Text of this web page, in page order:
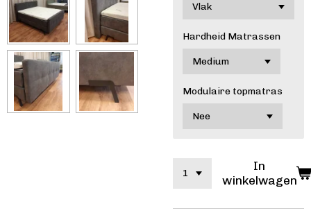
Hardheid Matrassen
Modulaire topmatras
In
winkelwagen